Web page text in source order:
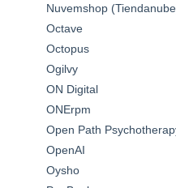
Nuvemshop
Octave
Octopus
Ogilvy
ON Digital
ONErpm
Open Path
OpenAI
Oysho